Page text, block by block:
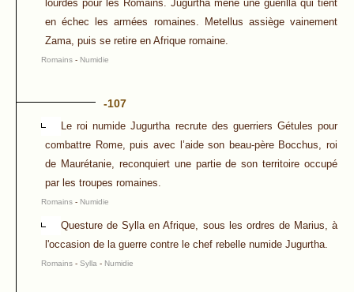
lourdes pour les Romains. Jugurtha mène une guérilla qui tient
en échec les armées romaines. Metellus assiège vainement
Zama, puis se retire en Afrique romaine.
Romains - Numidie
-107
Le roi numide Jugurtha recrute des guerriers Gétules pour
combattre Rome, puis avec l’aide son beau-père Bocchus, roi
de Maurétanie, reconquiert une partie de son territoire occupé
par les troupes romaines.
Romains - Numidie
Questure de Sylla en Afrique, sous les ordres de Marius, à
l'occasion de la guerre contre le chef rebelle numide Jugurtha.
Romains - Sylla - Numidie